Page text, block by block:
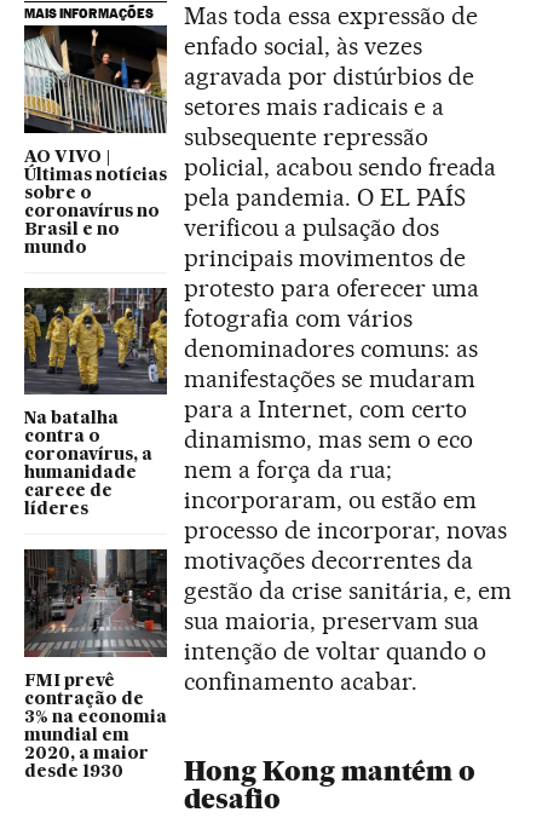
MAIS INFORMAÇÕES
AO VIVO |
Últimas notícias
sobre o
coronavírus no
Brasil e no
mundo
Na batalha
contra o
coronavírus, a
humanidade
carece de
líderes
FMI prevê
contração de
3% na economia
mundial em
2020, a maior
desde 1930
Mas toda essa expressão de
enfado social, às vezes
agravada por distúrbios de
setores mais radicais e a
subsequente repressão
policial, acabou sendo freada
pela pandemia. O EL PAÍS
verificou a pulsação dos
principais movimentos de
protesto para oferecer uma
fotografia com vários
denominadores comuns: as
manifestações se mudaram
para a Internet, com certo
dinamismo, mas sem o eco
nem a força da rua;
incorporaram, ou estão em
processo de incorporar, novas
motivações decorrentes da
gestão da crise sanitária, e, em
sua maioria, preservam sua
intenção de voltar quando o
confinamento acabar.
Hong Kong mantém o
desafio